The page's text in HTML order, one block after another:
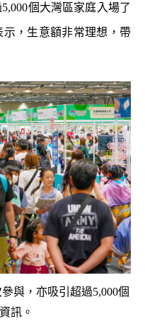
個大灣區家庭入場了
，生意額非常理想，帶
與，亦吸引超過5,000個
訊。